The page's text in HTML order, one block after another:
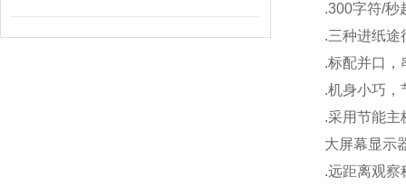
.300字符/秒
.三种进纸途
.标配并口，
.机身小巧，
.采用节能主
大屏幕显示
.远距离观察